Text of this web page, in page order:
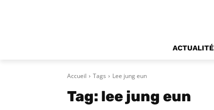
ACTUALITÉ
Accueil Tags Lee jung eun
Tag: lee jung eun